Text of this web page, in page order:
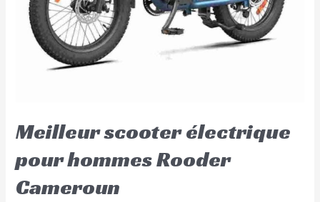
Meilleur scooter électrique
pour hommes Rooder
Cameroun